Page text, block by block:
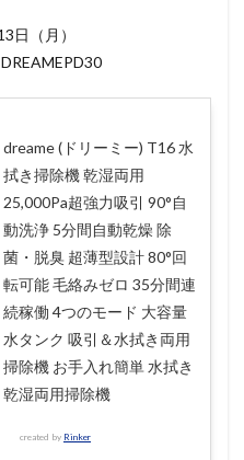
日（月）
dreame (ドリーミー) T16 水
拭き掃除機 乾湿両用
25,000Pa超強力吸引 90°自
動洗浄 5分間自動乾燥 除
菌・脱臭 超薄型設計 80°回
転可能 毛絡みゼロ 35分間連
続稼働 4つのモード 大容量
水タンク 吸引＆水拭き両用
掃除機 お手入れ簡単 水拭き
乾湿両用掃除機
created by Rinker